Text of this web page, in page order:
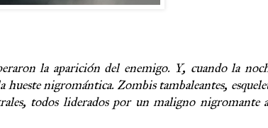
la aparición del enemigo. Y, cuando la
nigromántica. Zombis tambaleantes,
todos liderados por un maligno nigromante